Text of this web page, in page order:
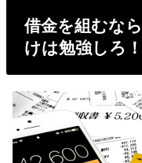
借金を組むな
けは勉強しろ！